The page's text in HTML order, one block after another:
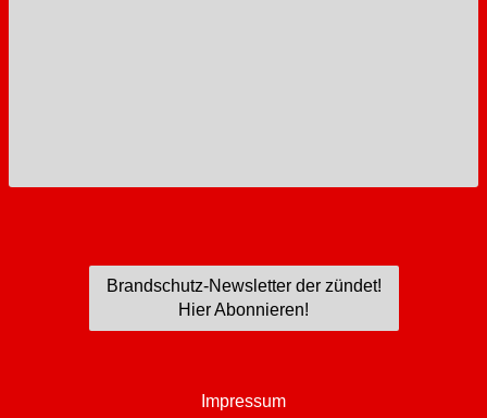
Brandschutz-Newsletter der zündet!
Hier Abonnieren!
Impressum